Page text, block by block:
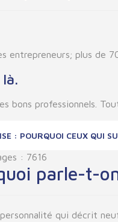
entrepreneurs; plus de
bons professionnels.
: POURQUOI CEUX QUI
: 7616
parle-t-
qui décrit